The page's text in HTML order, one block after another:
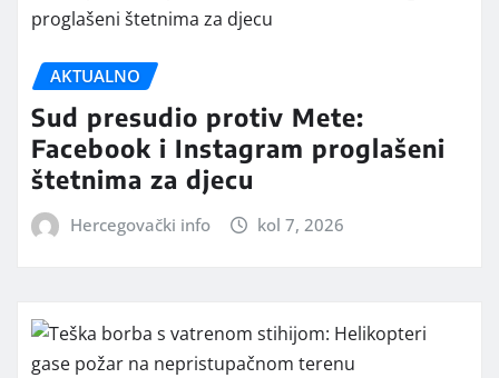
AKTUALNO
Sud presudio protiv Mete:
Facebook i Instagram proglašeni
štetnima za djecu
Hercegovački info kol 7, 2026